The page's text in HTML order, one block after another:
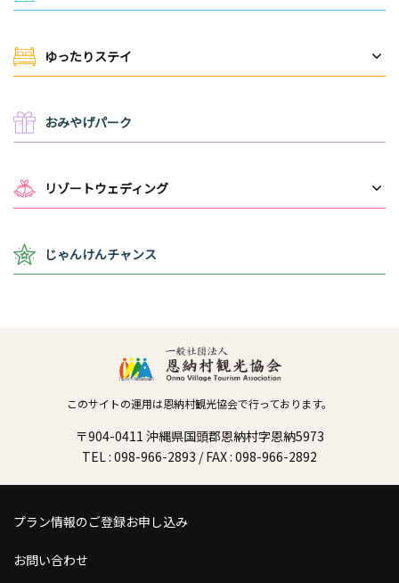
ゆったりステイ
おみやげパーク
リゾートウェディング
じゃんけんチャンス
このサイトの運用は恩納村観光協会で行っております。
〒904-0411 沖縄県国頭郡恩納村字恩納5973
TEL : 098-966-2893 / FAX : 098-966-2892
プラン情報のご登録お申し込み
お問い合わせ